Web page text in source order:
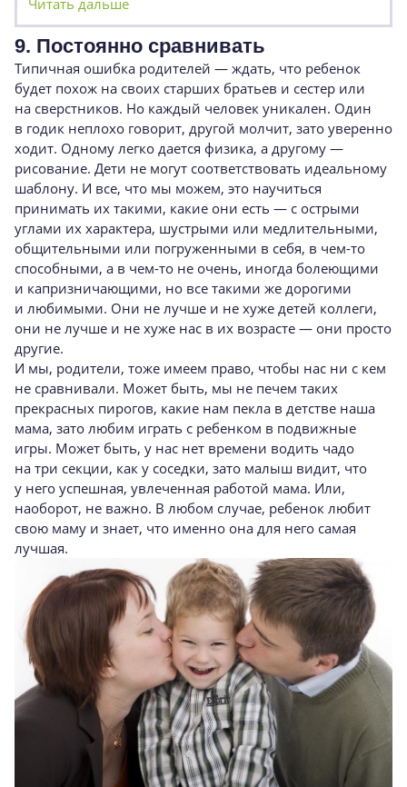
Читать дальше
9. Постоянно сравнивать
Типичная ошибка родителей — ждать, что ребенок
будет похож на своих старших братьев и сестер или
на сверстников. Но каждый человек уникален. Один
в годик неплохо говорит, другой молчит, зато уверенно
ходит. Одному легко дается физика, а другому —
рисование. Дети не могут соответствовать идеальному
шаблону. И все, что мы можем, это научиться
принимать их такими, какие они есть — с острыми
углами их характера, шустрыми или медлительными,
общительными или погруженными в себя, в чем-то
способными, а в чем-то не очень, иногда болеющими
и капризничающими, но все такими же дорогими
и любимыми. Они не лучше и не хуже детей коллеги,
они не лучше и не хуже нас в их возрасте — они просто
другие.
И мы, родители, тоже имеем право, чтобы нас ни с кем
не сравнивали. Может быть, мы не печем таких
прекрасных пирогов, какие нам пекла в детстве наша
мама, зато любим играть с ребенком в подвижные
игры. Может быть, у нас нет времени водить чадо
на три секции, как у соседки, зато малыш видит, что
у него успешная, увлеченная работой мама. Или,
наоборот, не важно. В любом случае, ребенок любит
свою маму и знает, что именно она для него самая
лучшая.